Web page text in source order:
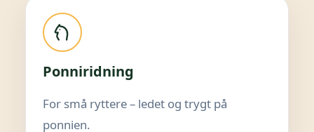
Ponniridning
For små ryttere – ledet og trygt på
ponnien.